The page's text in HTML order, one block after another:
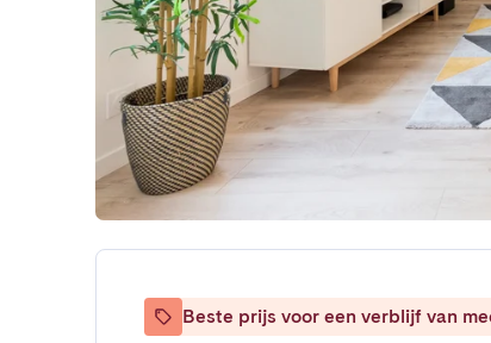
Beste prijs voor een verblijf van